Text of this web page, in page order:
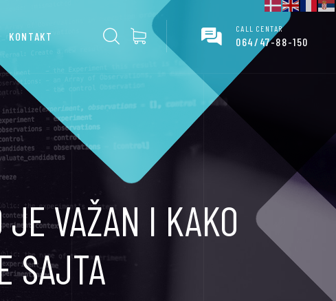
KONTAKT
CALL CENTAR
064/47-88-150
VAŽAN I KAKO
SAJTA